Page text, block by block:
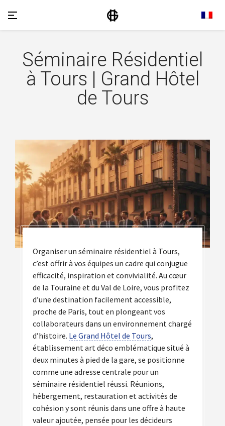
Séminaire Résidentiel
à Tours | Grand Hôtel
de Tours
Organiser un séminaire résidentiel à Tours,
c’est offrir à vos équipes un cadre qui conjugue
efficacité, inspiration et convivialité. Au cœur
de la Touraine et du Val de Loire, vous profitez
d’une destination facilement accessible,
proche de Paris, tout en plongeant vos
collaborateurs dans un environnement chargé
d’histoire. Le Grand Hôtel de Tours,
établissement art déco emblématique situé à
deux minutes à pied de la gare, se positionne
comme une adresse centrale pour un
séminaire résidentiel réussi. Réunions,
hébergement, restauration et activités de
cohésion y sont réunis dans une offre à haute
valeur ajoutée, pensée pour les décideurs